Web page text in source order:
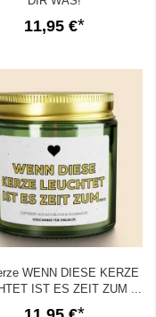
11,95 €
WENN DIESE KERZE
IST ES ZEIT ZUM ...